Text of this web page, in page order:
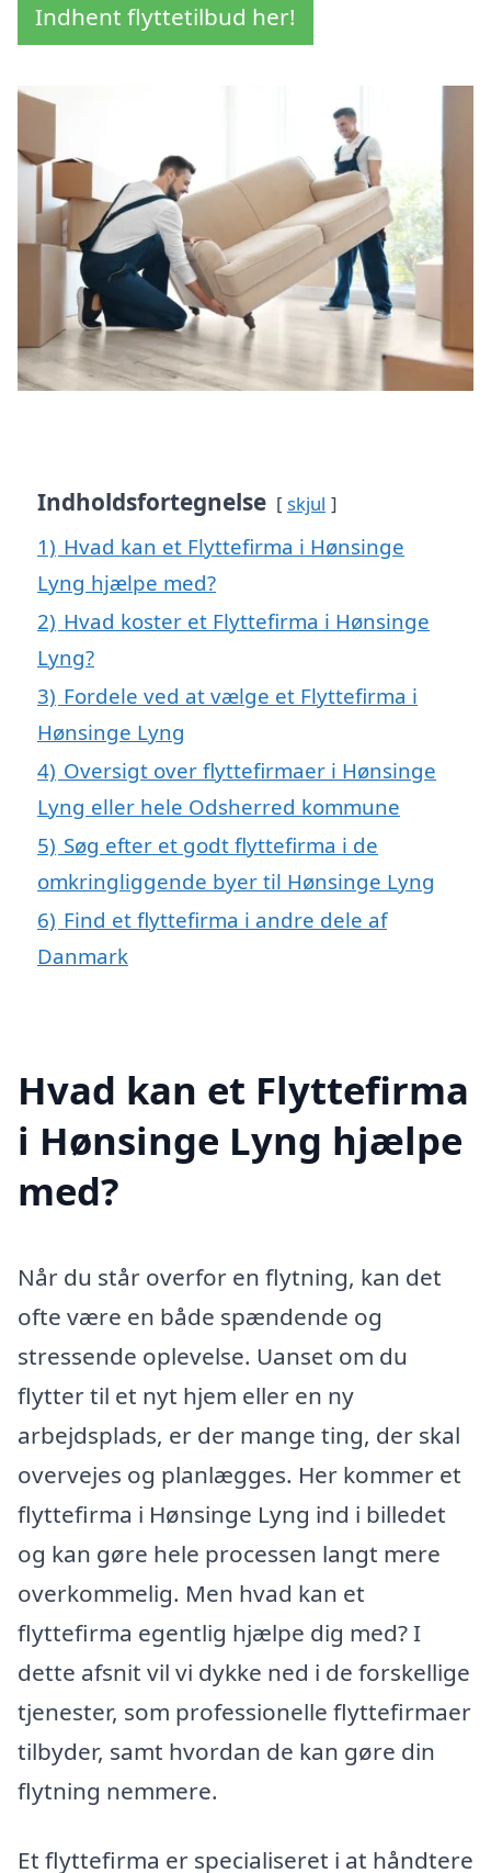
Indhent flyttetilbud her!
Indholdsfortegnelse skjul
1) Hvad kan et Flyttefirma i Hønsinge
Lyng hjælpe med?
2) Hvad koster et Flyttefirma i Hønsinge
Lyng?
3) Fordele ved at vælge et Flyttefirma i
Hønsinge Lyng
4) Oversigt over flyttefirmaer i Hønsinge
Lyng eller hele Odsherred kommune
5) Søg efter et godt flyttefirma i de
omkringliggende byer til Hønsinge Lyng
6) Find et flyttefirma i andre dele af
Danmark
Hvad kan et Flyttefirma
i Hønsinge Lyng hjælpe
med?
Når du står overfor en flytning, kan det
ofte være en både spændende og
stressende oplevelse. Uanset om du
flytter til et nyt hjem eller en ny
arbejdsplads, er der mange ting, der skal
overvejes og planlægges. Her kommer et
flyttefirma i Hønsinge Lyng ind i billedet
og kan gøre hele processen langt mere
overkommelig. Men hvad kan et
flyttefirma egentlig hjælpe dig med? I
dette afsnit vil vi dykke ned i de forskellige
tjenester, som professionelle flyttefirmaer
tilbyder, samt hvordan de kan gøre din
flytning nemmere.
Et flyttefirma er specialiseret i at håndtere